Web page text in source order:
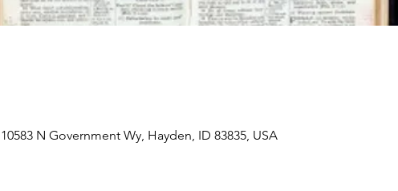
N Government Wy, Hayden, ID 83835, USA